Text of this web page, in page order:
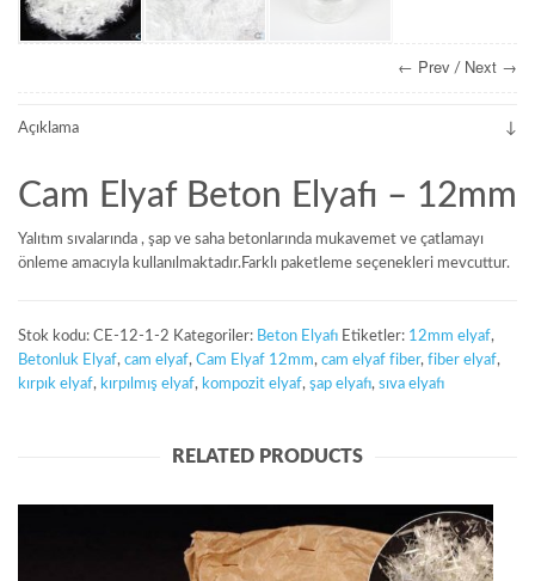
← Prev / Next →
Açıklama
Cam Elyaf Beton Elyafı – 12mm
Yalıtım sıvalarında , şap ve saha betonlarında mukavemet ve çatlamayı
önleme amacıyla kullanılmaktadır.Farklı paketleme seçenekleri mevcuttur.
Stok kodu: CE-12-1-2 Kategoriler: Beton Elyafı Etiketler: 12mm elyaf,
Betonluk Elyaf, cam elyaf, Cam Elyaf 12mm, cam elyaf fiber, fiber elyaf,
kırpık elyaf, kırpılmış elyaf, kompozit elyaf, şap elyafı, sıva elyafı
RELATED PRODUCTS